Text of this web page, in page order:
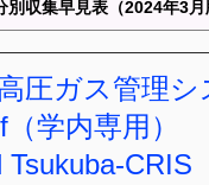
別収集早見表（2024年3月
圧ガス管理
学内専用）
Tsukuba-CRIS